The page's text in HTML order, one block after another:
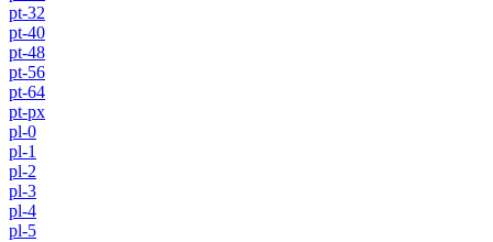
pt-32
pt-40
pt-48
pt-56
pt-64
pt-px
pl-0
pl-1
pl-2
pl-3
pl-4
pl-5